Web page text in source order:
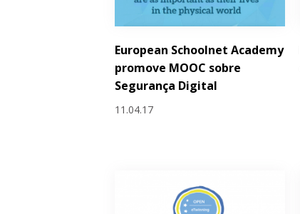
European Schoolnet Academy
promove MOOC sobre
Segurança Digital
11.04.17